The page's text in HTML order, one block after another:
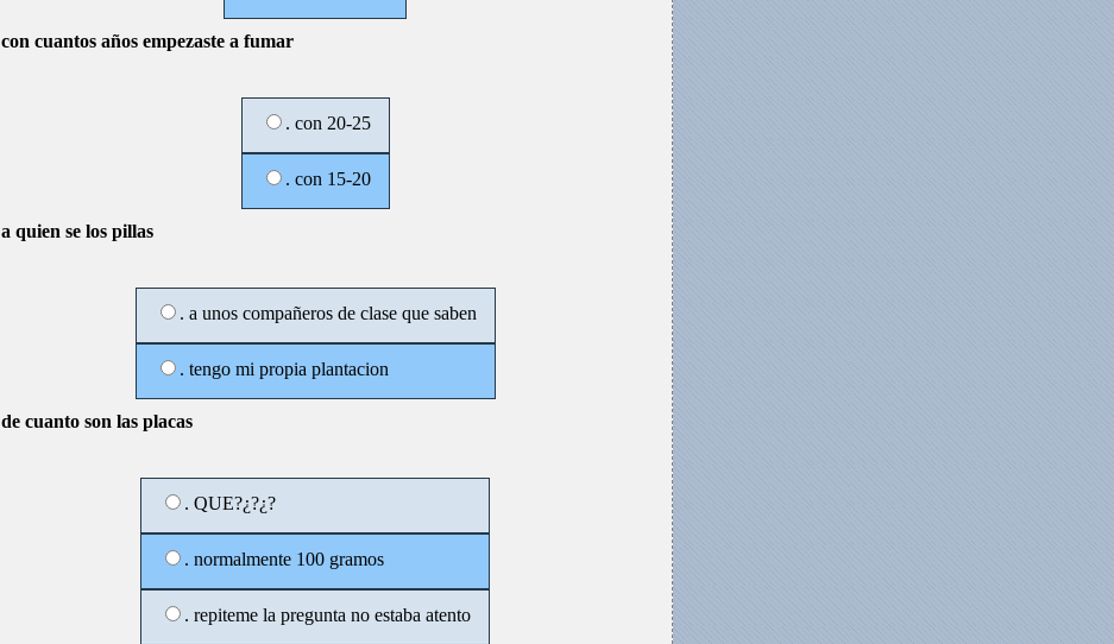
con cuantos años empezaste a fumar
. con 20-25
. con 15-20
a quien se los pillas
. a unos compañeros de clase que saben
. tengo mi propia plantacion
de cuanto son las placas
. QUE?¿?¿?
. normalmente 100 gramos
. repiteme la pregunta no estaba atento